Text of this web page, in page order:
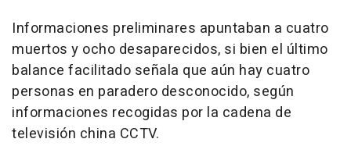
Informaciones preliminares apuntaban a cuatro
muertos y ocho desaparecidos, si bien el último
balance facilitado señala que aún hay cuatro
personas en paradero desconocido, según
informaciones recogidas por la cadena de
televisión china CCTV.